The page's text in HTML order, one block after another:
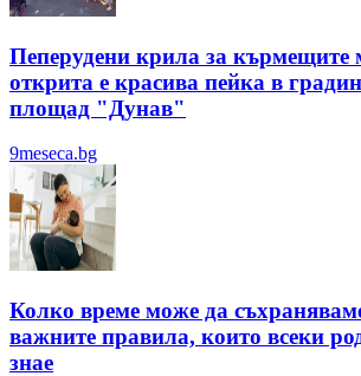
Пеперудени крила за кърмещите
открита е красива пейка в
площад "Дунав"
9meseca.bg
Колко време може да
важните правила, които всеки
знае